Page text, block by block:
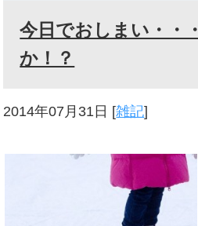
今日でおしまい・・
か！？
2014年07月31日 [雑記]